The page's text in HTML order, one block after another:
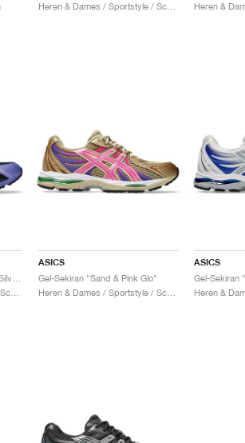
Heren & Dames / Sportstyle / Schoenen
Heren & Dames / Sportstyle / Schoenen
ASICS
Gel-Sekiran "Sand & Pink Glo"
Heren & Dames / Sportstyle / Schoenen
ASICS